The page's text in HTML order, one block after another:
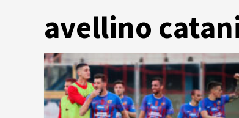
avellino